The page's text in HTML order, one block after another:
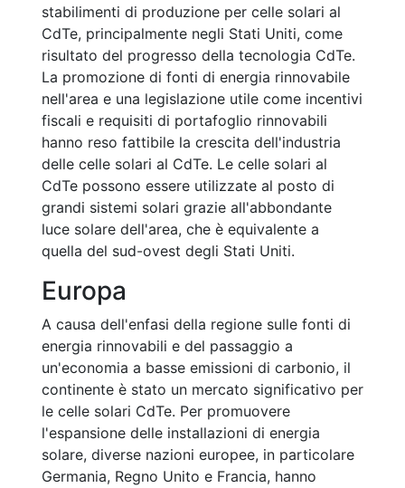
stabilimenti di produzione per celle solari al
CdTe, principalmente negli Stati Uniti, come
risultato del progresso della tecnologia CdTe.
La promozione di fonti di energia rinnovabile
nell'area e una legislazione utile come incentivi
fiscali e requisiti di portafoglio rinnovabili
hanno reso fattibile la crescita dell'industria
delle celle solari al CdTe. Le celle solari al
CdTe possono essere utilizzate al posto di
grandi sistemi solari grazie all'abbondante
luce solare dell'area, che è equivalente a
quella del sud-ovest degli Stati Uniti.
Europa
A causa dell'enfasi della regione sulle fonti di
energia rinnovabili e del passaggio a
un'economia a basse emissioni di carbonio, il
continente è stato un mercato significativo per
le celle solari CdTe. Per promuovere
l'espansione delle installazioni di energia
solare, diverse nazioni europee, in particolare
Germania, Regno Unito e Francia, hanno